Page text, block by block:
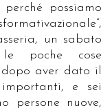
possiamo
un sabato
poche cose
aver dato il
e sei
persone nuove,